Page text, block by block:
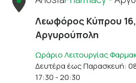
Λεωφόρος Κύπρου
Αργυρούπολη
Ωράριο Λειτουργίας
Δευτέρα έως Παρασκευή:
17:30 - 20:30